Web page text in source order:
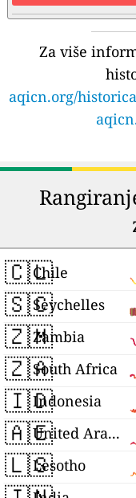
Za više
aqicn.org/
🇨🇱
Chile
🇸🇨Seychelles
🇿🇲Zambia
🇿🇦South Africa
🇮🇩Indonesia
🇦🇪 United Arab Emirates
🇱🇸Lesotho